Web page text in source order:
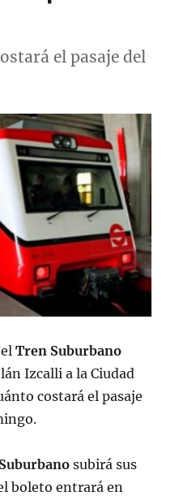
el pasaje del
elTren Suburbano
Izcalli a la Ciudad
costará el pasaje
subirá sus
boleto entrará en